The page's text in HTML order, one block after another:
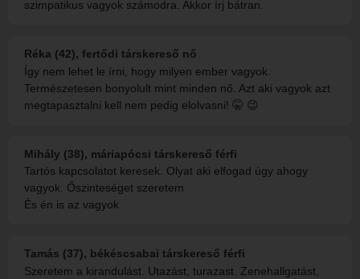
szimpatikus vagyok számodra. Akkor írj bátran.
Réka (42), fertődi társkereső nő
Így nem lehet le írni, hogy milyen ember vagyok.
Természetesen bonyolult mint minden nő. Azt aki vagyok azt
megtapasztalni kell nem pedig elolvasni! 🤫 😉
Mihály (38), máriapócsi társkereső férfi
Tartós kapcsolatot keresek. Olyat aki elfogad úgy ahogy
vagyok. Őszinteséget szeretem
És én is az vagyok
Tamás (37), békéscsabai társkereső férfi
Szeretem a kirandulást. Utazást, turazast. Zenehallgatást,